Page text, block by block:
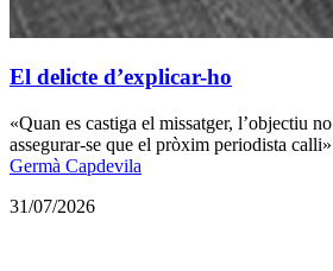
El delicte d’explicar-ho
«Quan es castiga el missatger, l’objectiu
assegurar-se que el pròxim periodista calli»
Germà Capdevila
31/07/2026